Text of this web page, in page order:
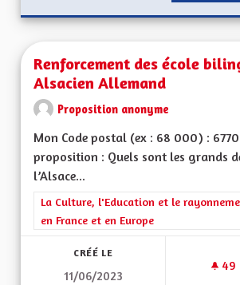
Renforcement des école
Alsacien Allemand
Proposition anonyme
Mon Code postal (ex : 68 000) :
proposition : Quels sont les grands
l’Alsace...
Filtrer les résultats de la catégorie : La
La Culture, l'Education et le
en France et en Europe
CRÉÉ LE
11/06/2023
49